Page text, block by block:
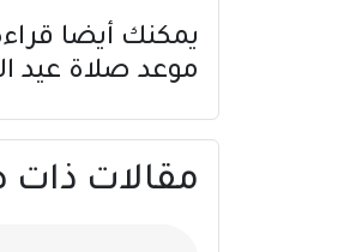
يمكنك أيضا
موعد صلاة عيد الفطر 2022
مقالات ذات صلة